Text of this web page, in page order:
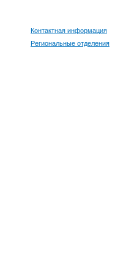
Контактная информация
Региональные отделения